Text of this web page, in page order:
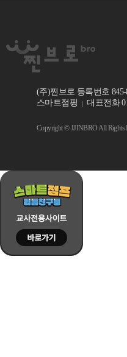
(주)찐브로 등록번호 845-
스마트점핑
대표전화
Copyright © JJINBRO All Rights